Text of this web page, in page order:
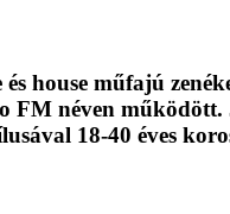
house műfajú
FM néven
18-40 éves